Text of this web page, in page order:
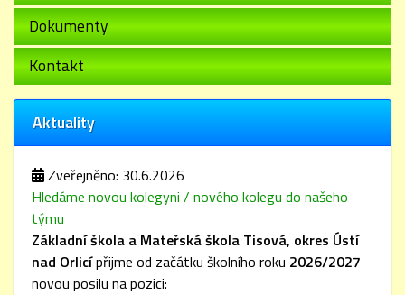
Dokumenty
Kontakt
Aktuality
Zveřejněno: 30.6.2026
Hledáme novou kolegyni / nového kolegu do našeho
týmu
Základní škola a Mateřská škola Tisová, okres Ústí
nad Orlicípřijme od začátku školního roku 2026/2027
novou posilu na pozici: